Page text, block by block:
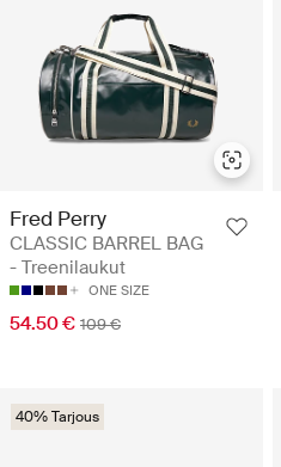
Fred Perry
CLASSIC BARREL BAG
- Treenilaukut
ONE SIZE
54.50 € 109 €
40% Tarjous